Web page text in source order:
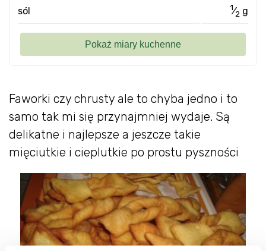
Faworki czy chrusty ale to chyba jedno i to
samo tak mi się przynajmniej wydaje. Są
delikatne i najlepsze a jeszcze takie
mięciutkie i cieplutkie po prostu pyszności
sól 1⁄2 g